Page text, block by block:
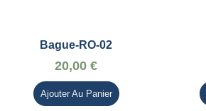
Bague-RO-02
20,00 €
Ajouter Au Panier